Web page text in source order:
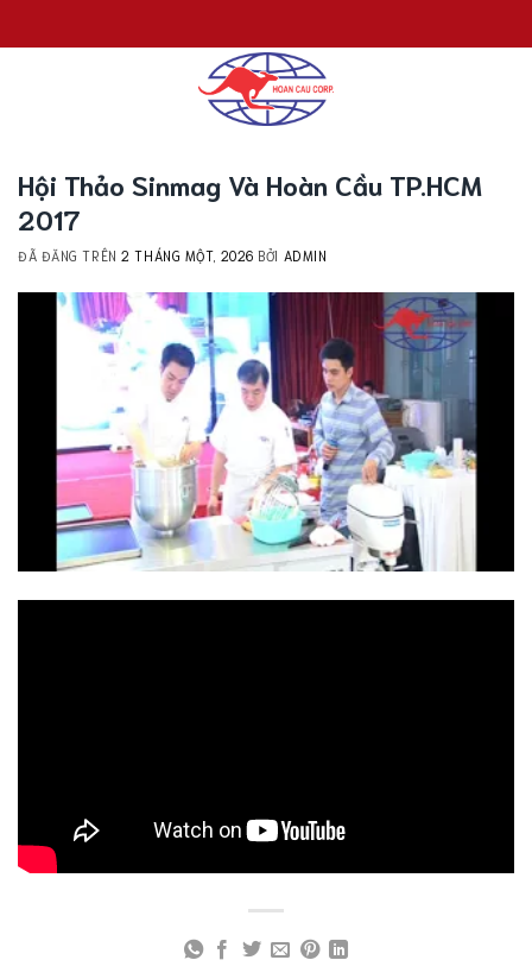
đến
Hội Thảo Sinmag Và Hoàn Cầu TP.HCM
2017
ĐÃ ĐĂNG TRÊN2 THÁNG MỘT, 2026 BỞI ADMIN